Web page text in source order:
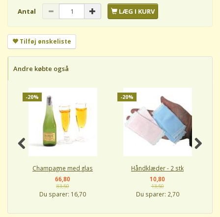
Antal LÆG I KURV
Tilføj ønskeliste
Andre købte også
-20%
Champagne med glas
66,80
83,50
Du sparer: 16,70
-20%
Håndklæder - 2 stk
10,80
13,50
Du sparer: 2,70